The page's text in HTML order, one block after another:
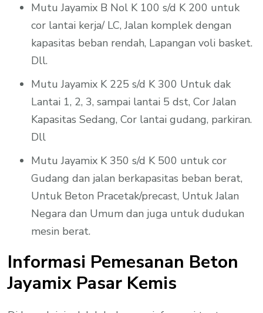
Mutu Jayamix B Nol K 100 s/d K 200 untuk
cor lantai kerja/ LC, Jalan komplek dengan
kapasitas beban rendah, Lapangan voli basket.
Dll.
Mutu Jayamix K 225 s/d K 300 Untuk dak
Lantai 1, 2, 3, sampai lantai 5 dst, Cor Jalan
Kapasitas Sedang, Cor lantai gudang, parkiran.
Dll
Mutu Jayamix K 350 s/d K 500 untuk cor
Gudang dan jalan berkapasitas beban berat,
Untuk Beton Pracetak/precast, Untuk Jalan
Negara dan Umum dan juga untuk dudukan
mesin berat.
Informasi Pemesanan Beton
Jayamix Pasar Kemis